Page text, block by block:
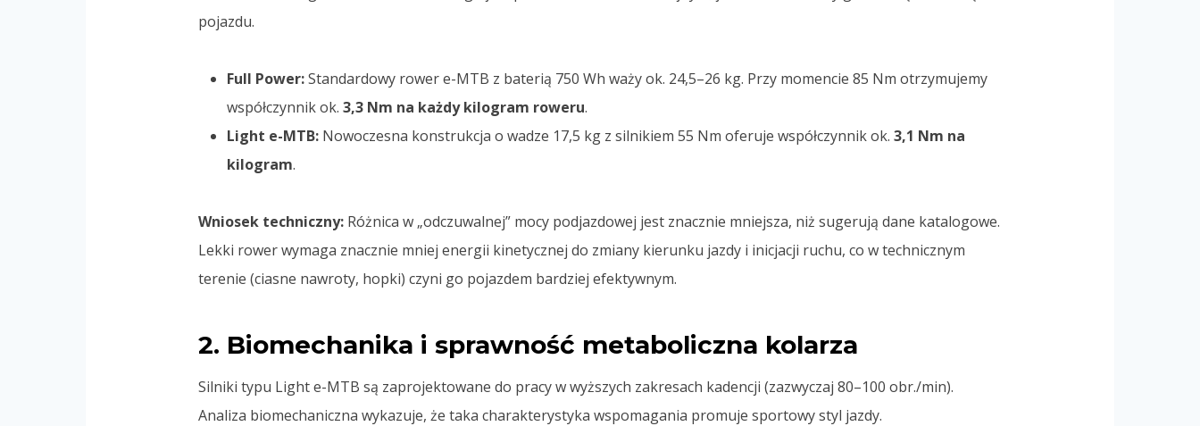
pojazdu.
Full Power:Standardowy rower e-MTB z baterią 750 Wh waży ok. 24,5–26 kg. Przy momencie 85 Nm otrzymujemy
współczynnik ok. 3,3 Nm na każdy kilogram roweru.
Light e-MTB: Nowoczesna konstrukcja o wadze 17,5 kg z silnikiem 55 Nm oferuje współczynnik ok. 3,1 Nm na
kilogram.
Wniosek techniczny: Różnica w „odczuwalnej” mocy podjazdowej jest znacznie mniejsza, niż sugerują dane katalogowe.
Lekki rower wymaga znacznie mniej energii kinetycznej do zmiany kierunku jazdy i inicjacji ruchu, co w technicznym
terenie (ciasne nawroty, hopki) czyni go pojazdem bardziej efektywnym.
2. Biomechanika i sprawność metaboliczna kolarza
Silniki typu Light e-MTB są zaprojektowane do pracy w wyższych zakresach kadencji (zazwyczaj 80–100 obr./min).
Analiza biomechaniczna wykazuje, że taka charakterystyka wspomagania promuje sportowy styl jazdy.